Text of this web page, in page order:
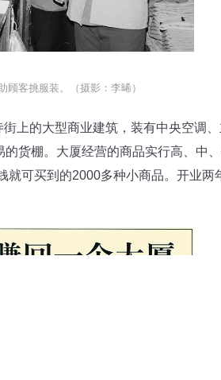
顾客挑服装。（摄影：李晞）
上的大型商业建筑，装有中央空调
货棚。大厦经营的商品实行高、中
可买到的2000多种小商品。开业两